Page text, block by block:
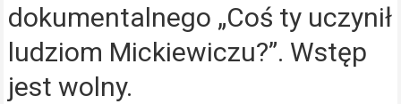
dokumentalnego „Coś ty uczynił
ludziom Mickiewiczu?”. Wstęp
jest wolny.